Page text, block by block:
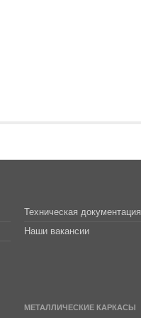
Техническая документация
Наши вакансии
МЕТАЛЛИЧЕСКИЕ КАРКАСЫ